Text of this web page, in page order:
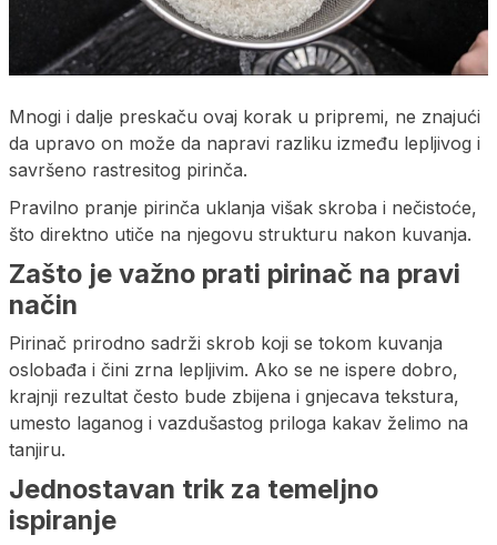
Mnogi i dalje preskaču ovaj korak u pripremi, ne znajući
da upravo on može da napravi razliku između lepljivog i
savršeno rastresitog pirinča.
Pravilno pranje pirinča uklanja višak skroba i nečistoće,
što direktno utiče na njegovu strukturu nakon kuvanja.
Zašto je važno prati pirinač na pravi
način
Pirinač prirodno sadrži skrob koji se tokom kuvanja
oslobađa i čini zrna lepljivim. Ako se ne ispere dobro,
krajnji rezultat često bude zbijena i gnjecava tekstura,
umesto laganog i vazdušastog priloga kakav želimo na
tanjiru.
Jednostavan trik za temeljno
ispiranje